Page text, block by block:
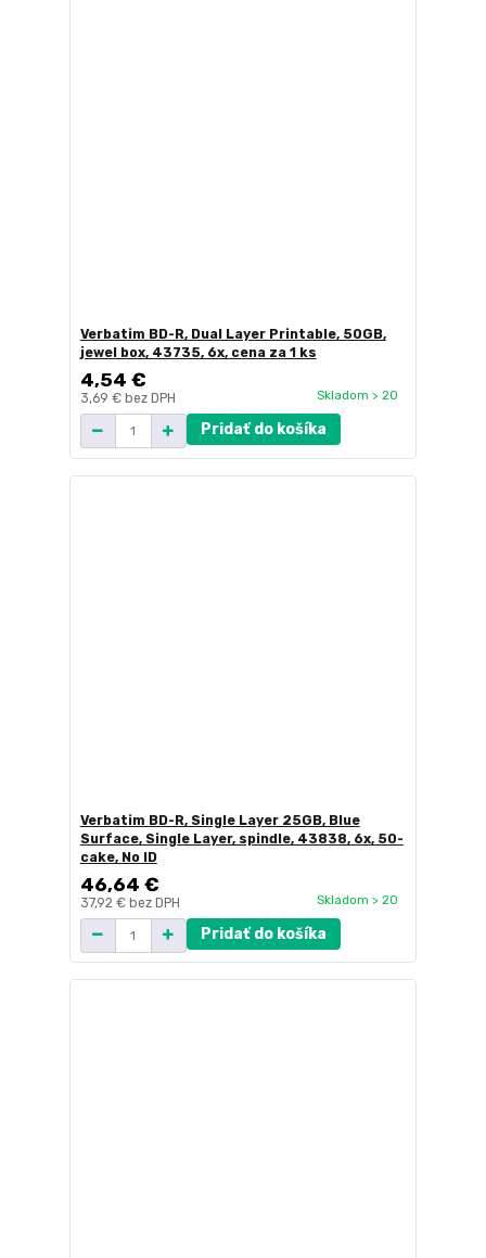
Verbatim BD-R, Dual Layer Printable, 50GB,
jewel box, 43735, 6x, cena za 1 ks
4,54 €
3,69 € bez DPH Skladom > 20
Pridať do košíka
Verbatim BD-R, Single Layer 25GB, Blue
Surface, Single Layer, spindle, 43838, 6x, 50-
cake, No ID
46,64 €
37,92 € bez DPH Skladom > 20
Pridať do košíka